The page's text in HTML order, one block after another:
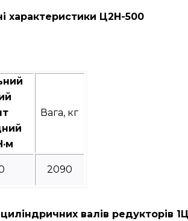
характеристики Ц2Н-500
Вага, кг
2090
валів редукторів